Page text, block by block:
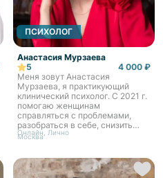
ПСИХОЛОГ
Анастасия Мурзаева
5
4 000 ₽
Меня зовут Анастасия
Мурзаева, я практикующий
клинический психолог. С 2021 г.
помогаю женщинам
справляться с проблемами,
разобраться в себе, снизить
тревогу, выработать решение и
«Я...
Онлайн, Лично
Москва